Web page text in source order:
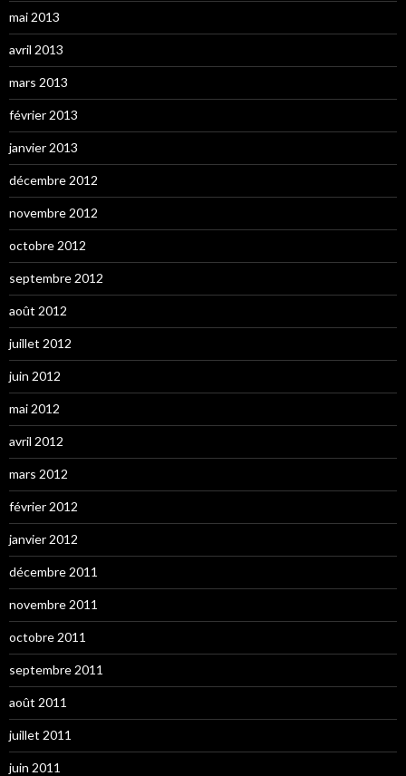
mai 2013
avril 2013
mars 2013
février 2013
janvier 2013
décembre 2012
novembre 2012
octobre 2012
septembre 2012
août 2012
juillet 2012
juin 2012
mai 2012
avril 2012
mars 2012
février 2012
janvier 2012
décembre 2011
novembre 2011
octobre 2011
septembre 2011
août 2011
juillet 2011
juin 2011